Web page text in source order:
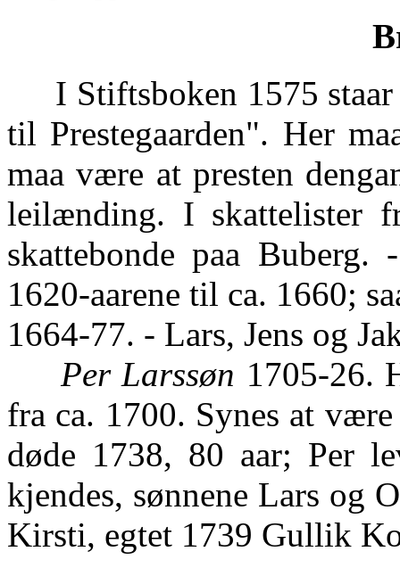
I Stiftsboken 1575 staar
til Prestegaarden". Her
maa være at presten
leilænding. I skattelister
skattebonde paa
1620-aarene til ca. 1660;
1664-77. - Lars, Jens og
Per Larssøn 1705-26.
fra ca. 1700. Synes at
døde 1738, 80 aar; Per
kjendes, sønnene Lars og
Kirsti, egtet 1739 Gullik